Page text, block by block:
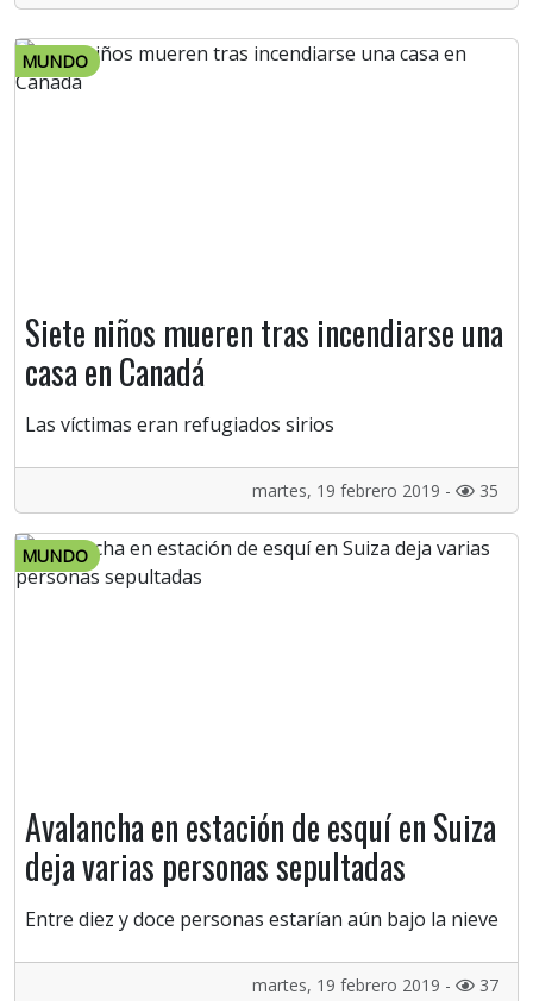
MUNDO
Siete niños mueren tras incendiarse una
casa en Canadá
Las víctimas eran refugiados sirios
martes, 19 febrero 2019 - 35
MUNDO
Avalancha en estación de esquí en Suiza
deja varias personas sepultadas
Entre diez y doce personas estarían aún bajo la nieve
martes, 19 febrero 2019 - 37